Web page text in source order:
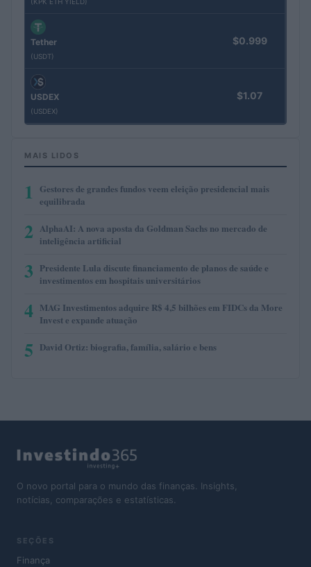
Tether
(USDT)
$0.999
USDEX
(USDEX)
$1.07
MAIS LIDOS
1
Gestores de grandes fundos veem eleição presidencial mais
equilibrada
2 AlphaAI: A nova aposta da Goldman Sachs no mercado de
inteligência artificial
3 Presidente Lula discute financiamento de planos de saúde e
investimentos em hospitais universitários
4 MAG Investimentos adquire R$ 4,5 bilhões em FIDCs da More
Invest e expande atuação
5 David Ortiz: biografia, família, salário e bens
O novo portal para o mundo das finanças. Insights,
notícias, comparações e estatísticas.
SEÇÕES
Finança